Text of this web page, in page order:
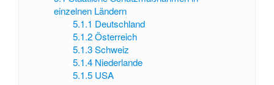
einzelnen Ländern
5.1.1 Deutschland
5.1.2 Österreich
5.1.3 Schweiz
5.1.4 Niederlande
5.1.5 USA